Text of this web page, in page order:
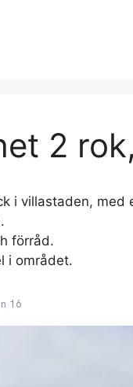
2
i villastaden, med
förråd.
i området.
16